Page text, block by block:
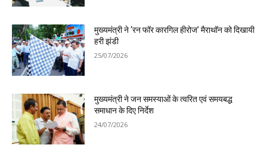
मुख्यमंत्री ने ‘रन फॉर कारगिल हीरोज’ मैराथॉन को दिखायी
हरी झंडी
25/07/2026
मुख्यमंत्री ने जन समस्याओं के त्वरित एवं समयबद्ध
समाधान के दिए निर्देश
24/07/2026